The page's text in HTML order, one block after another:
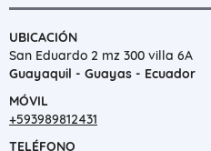
UBICACIÓN
San Eduardo 2 mz 300 villa 6A
Guayaquil - Guayas - Ecuador
MÓVIL
+593989812431
TELÉFONO